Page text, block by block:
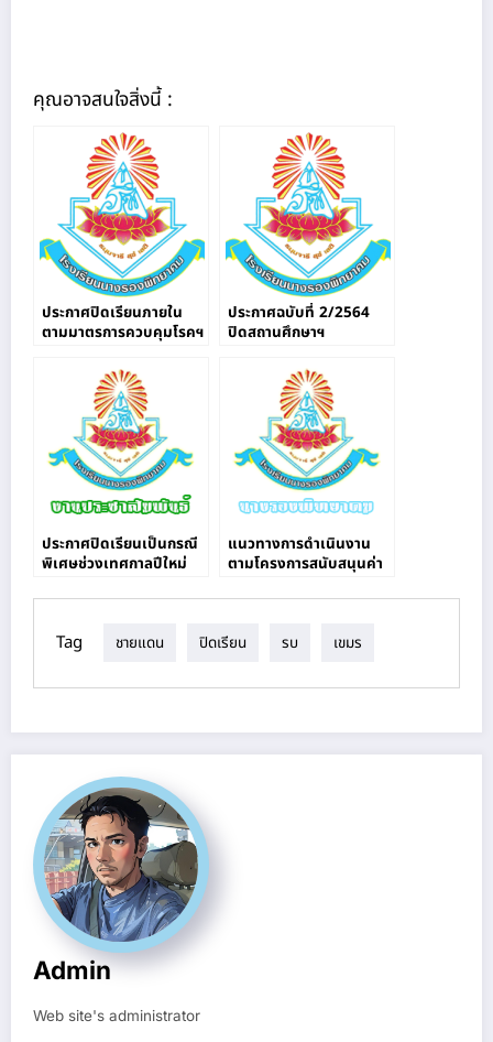
คุณอาจสนใจสิ่งนี้ :
ประกาศปิดเรียนภายใน
ตามมาตรการควบคุมโรคฯ
ประกาศฉบับที่ 2/2564
ปิดสถานศึกษาฯ
ประกาศปิดเรียนเป็นกรณี
พิเศษช่วงเทศกาลปีใหม่
แนวทางการดำเนินงาน
ตามโครงการสนับสนุนค่า
ปีงบประมาณ 2563
Tag ชายแดน ปิดเรียน รบ เขมร
Admin
Web site's administrator